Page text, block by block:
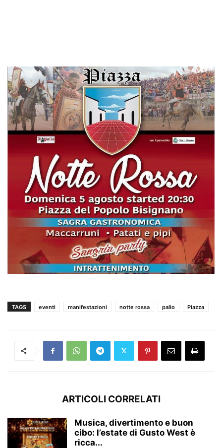
TAGS eventi manifestazioni notte rossa palio Piazza
ARTICOLI CORRELATI
Musica, divertimento e buon
cibo: l’estate di Gusto West è
ricca...